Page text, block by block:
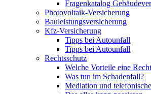
Fragenkatalog
Photovoltaik-Versicherung
Bauleistungsversicherung
Kfz-Versicherung
Tipps bei Autounfall
Tipps bei Autounfall
Rechtsschutz
Welche Vorteile eine
Was tun im Schadenfall?
Mediation und